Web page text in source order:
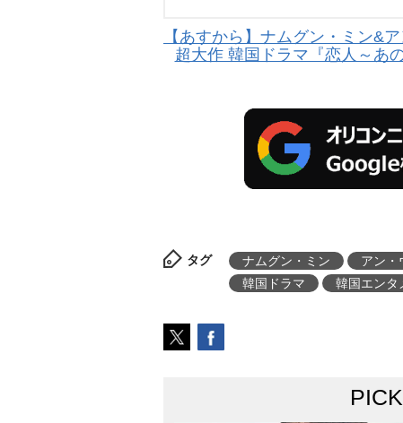
【あすから】ナムグン・ミン&
超大作 韓国ドラマ『恋人～あ
タグ ナムグン・ミン アン・
韓国ドラマ
韓国エンタ